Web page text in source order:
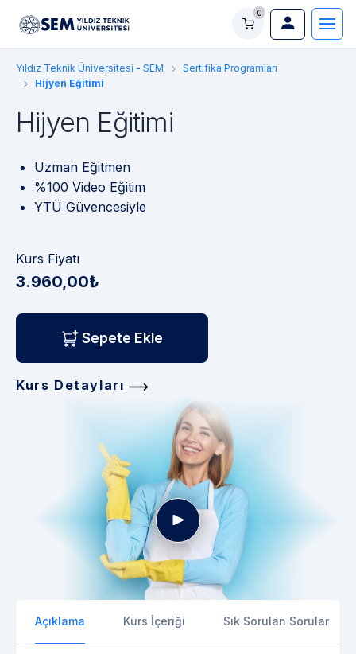
0
Yıldız Teknik Üniversitesi - SEM
Sertifika Programları
Hijyen Eğitimi
Hijyen Eğitimi
Uzman Eğitmen
%100 Video Eğitim
YTÜ Güvencesiyle
Kurs Fiyatı
3.960,00₺
Sepete Ekle
Kurs Detayları
Açıklama Kurs İçeriği Sık Sorulan Sorular